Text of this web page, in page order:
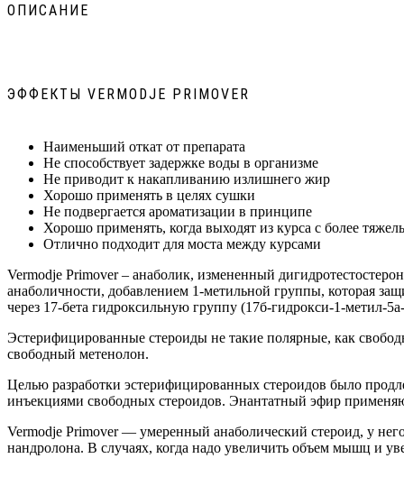
ОПИСАНИЕ
ЭФФЕКТЫ VERMODJE PRIMOVER
Наименьший откат от препарата
Не способствует задержке воды в организме
Не приводит к накапливанию излишнего жир
Хорошо применять в целях сушки
Не подвергается ароматизации в принципе
Хорошо применять, когда выходят из курса с более
Отлично подходит для моста между курсами
Vermodje Primover – анаболик, измененный
анаболичности, добавлением 1-метильной группы, которая
через 17-бета гидроксильную группу (17б-гидрокси-1-метил-
Эстерифицированные стероиды не такие полярные, как
свободный метенолон.
Целью разработки эстерифицированных стероидов было
инъекциями свободных стероидов. Энантатный эфир
Vermodje Primover — умеренный анаболический стероид, у
нандролона. В случаях, когда надо увеличить объем мышц и